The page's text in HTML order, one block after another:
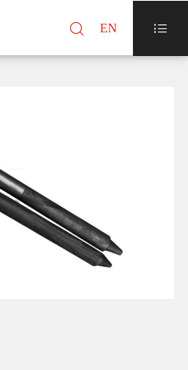
 EN 